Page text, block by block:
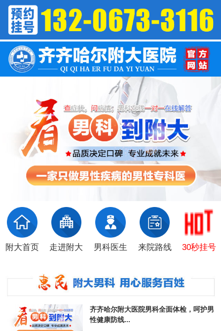
附大首页 走进附大 男科医生 来院路线 30秒挂号
齐齐哈尔附大医院男科全面体检，呵护男
性健康防线...